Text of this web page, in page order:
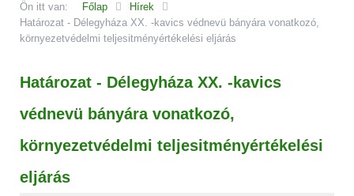
Ön itt van: Főlap
Hírek
Határozat - Délegyháza XX. -kavics védnevü bányára vonatkozó,
környezetvédelmi teljesitményértékelési eljárás
Határozat - Délegyháza XX. -kavics
védnevü bányára vonatkozó,
környezetvédelmi teljesitményértékelési
eljárás